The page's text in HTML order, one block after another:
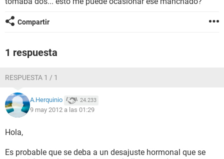
Compartir
1 respuesta
RESPUESTA 1 / 1
A.Herquinio 24.233
9 may 2012 a las 01:29
Hola,
Es probable que se deba a un desajuste hormonal que se